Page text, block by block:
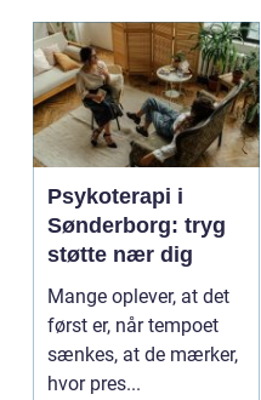
Psykoterapi i
Sønderborg: tryg
støtte nær dig
Mange oplever, at det
først er, når tempoet
sænkes, at de mærker,
hvor pres...